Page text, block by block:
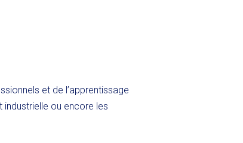
et de l’apprentissage
industrielle ou encore les